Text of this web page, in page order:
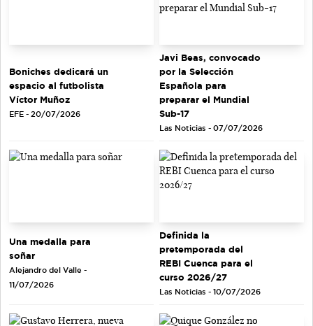
Boniches dedicará un
espacio al futbolista
Víctor Muñoz
EFE - 20/07/2026
Javi Beas, convocado
por la Selección
Española para
preparar el Mundial
Sub-17
Las Noticias - 07/07/2026
Una medalla para
soñar
Alejandro del Valle -
11/07/2026
Definida la
pretemporada del
REBI Cuenca para el
curso 2026/27
Las Noticias - 10/07/2026